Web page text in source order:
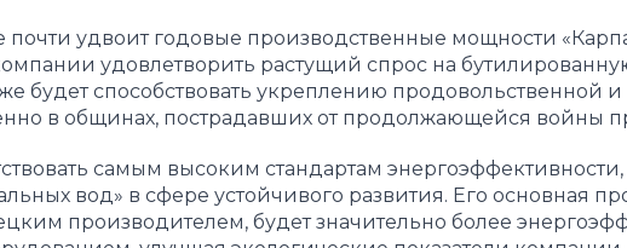
удвоит годовые производственные мощности
удовлетворить растущий спрос на
будет способствовать укреплению продовольственной
в общинах, пострадавших от продолжающейся войны
самым высоким стандартам
вод» в сфере устойчивого развития. Его основная
производителем, будет значительно более